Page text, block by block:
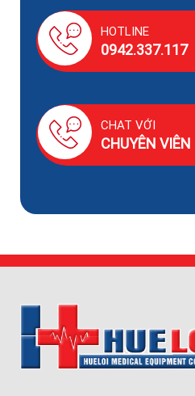
HOTLINE
0942.337.117
CHAT VỚI
CHUYÊN VIÊN